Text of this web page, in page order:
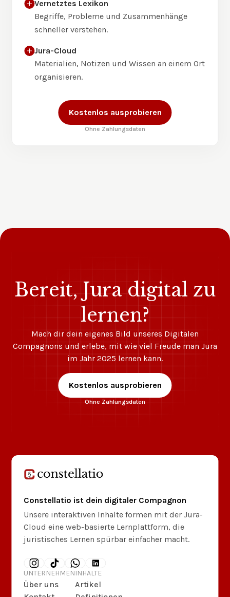
Vernetztes Lexikon
Begriffe, Probleme und Zusammenhänge
schneller verstehen.
Jura-Cloud
Materialien, Notizen und Wissen an einem Ort
organisieren.
Kostenlos ausprobieren
Ohne Zahlungsdaten
Bereit, Jura digital zu
lernen?
Mach dir dein eigenes Bild unseres Digitalen
Compagnons und erlebe, mit wie viel Freude man Jura
im Jahr 2025 lernen kann.
Kostenlos ausprobieren
Ohne Zahlungsdaten
Constellatio ist dein digitaler Compagnon
Unsere interaktiven Inhalte formen mit der Jura-
Cloud eine web-basierte Lernplattform, die
juristisches Lernen spürbar einfacher macht.
UNTERNEHMEN
Über uns
INHALTE
Artikel